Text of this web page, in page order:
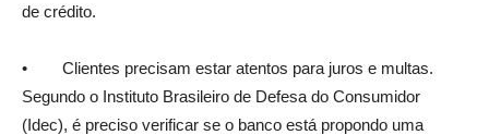
de crédito.
• Clientes precisam estar atentos para juros e multas.
Segundo o Instituto Brasileiro de Defesa do Consumidor
(Idec), é preciso verificar se o banco está propondo uma